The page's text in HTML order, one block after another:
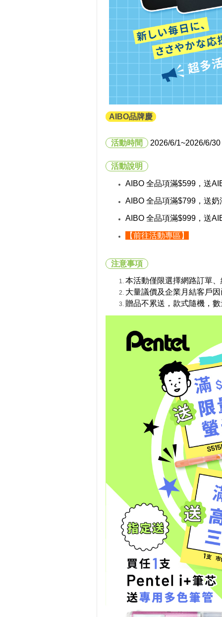
AIBO品牌慶
活動時間 2026/6/1~2026/6/30
活動說明
AIBO 全品項滿$599， 送
AIBO 全品項滿$799， 送奶
AIBO 全品項滿$999， 送
【前往活動專區】
注意事項
本活動僅限選擇網路訂單
大量議價及企業月結客戶
贈品不累送，款式隨機，